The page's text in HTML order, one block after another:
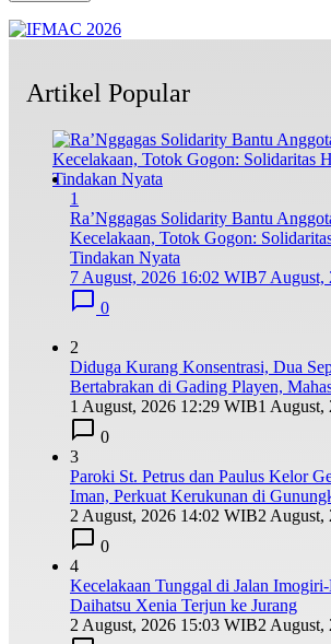
Artikel Popular
1
Ra’Nggagas Solidarity Bantu
Kecelakaan, Totok Gogon:
Tindakan Nyata
7 August, 2026 16:02 WIB7 August,
0
2
Diduga Kurang Konsentrasi, Dua
Bertabrakan di Gading Playen,
1 August, 2026 12:29 WIB1 August,
0
3
Paroki St. Petrus dan Paulus Kelor
Iman, Perkuat Kerukunan di
2 August, 2026 14:02 WIB2 August,
0
4
Kecelakaan Tunggal di Jalan
Daihatsu Xenia Terjun ke Jurang
2 August, 2026 15:03 WIB2 August,